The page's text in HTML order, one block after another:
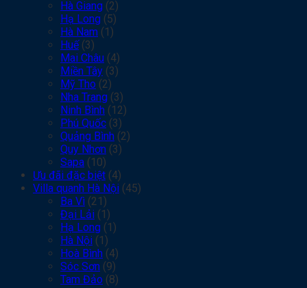
Hà Giang (2)
Hạ Long (5)
Hà Nam (1)
Huế (3)
Mai Châu (4)
Miền Tây (3)
Mỹ Tho (2)
Nha Trang (3)
Ninh Bình (12)
Phú Quốc (3)
Quảng Bình (2)
Quy Nhơn (3)
Sapa (10)
Ưu đãi đặc biệt (4)
Villa quanh Hà Nội (45)
Ba Vì (21)
Đại Lải (1)
Hạ Long (1)
Hà Nội (1)
Hoà Bình (4)
Sóc Sơn (9)
Tam Đảo (8)